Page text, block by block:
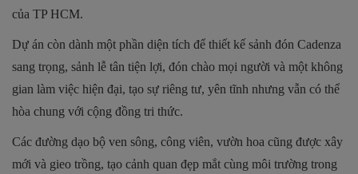
của TP HCM.
Dự án còn dành một phần diện tích để thiết kế sảnh đón Cadenza
sang trọng, sảnh lễ tân tiện lợi, đón chào mọi người và một không
gian làm việc hiện đại, tạo sự riêng tư, yên tĩnh nhưng vẫn có thể
hòa chung với cộng đồng tri thức.
Các đường dạo bộ ven sông, công viên, vườn hoa cũng được xây
mới và gieo trồng, tạo cảnh quan đẹp mắt cùng môi trường trong